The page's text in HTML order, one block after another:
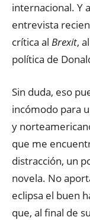
internacional. Y
entrevista
crítica al Brexit,
política de
Sin duda, eso
incómodo para
y
que me
distracción, un
novela. No
eclipsa el buen
que, al final de